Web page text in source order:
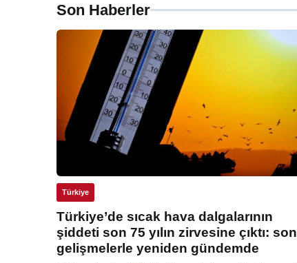
Son Haberler
Türkiye
Türkiye’de sıcak hava dalgalarının
şiddeti son 75 yılın zirvesine çıktı: son
gelişmelerle yeniden gündemde